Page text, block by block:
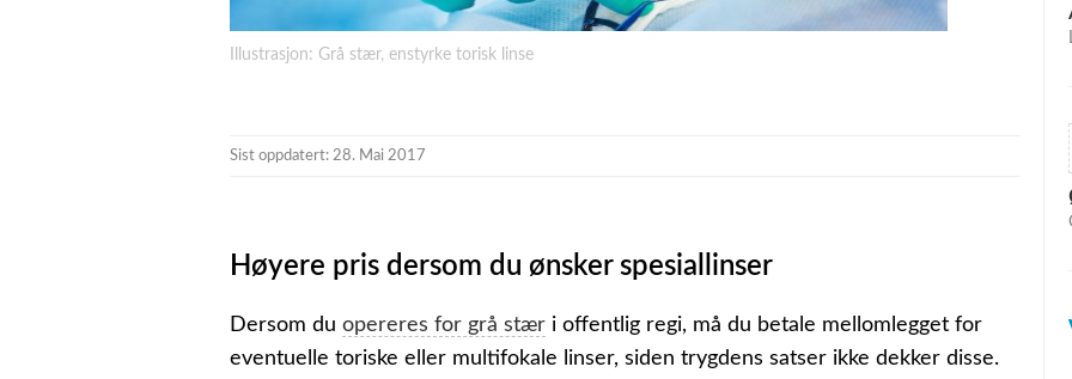
Illustrasjon: Grå stær, enstyrke torisk linse
Sist oppdatert: 28. Mai 2017
Høyere pris dersom du ønsker spesiallinser
Dersom du opereres for grå stær i offentlig regi, må du betale mellomlegget for
eventuelle toriske eller multifokale linser, siden trygdens satser ikke dekker disse.